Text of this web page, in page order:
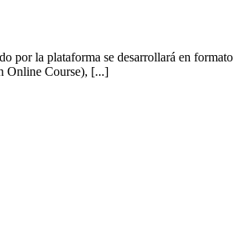
por la plataforma se desarrollará en formato
Online Course), [...]